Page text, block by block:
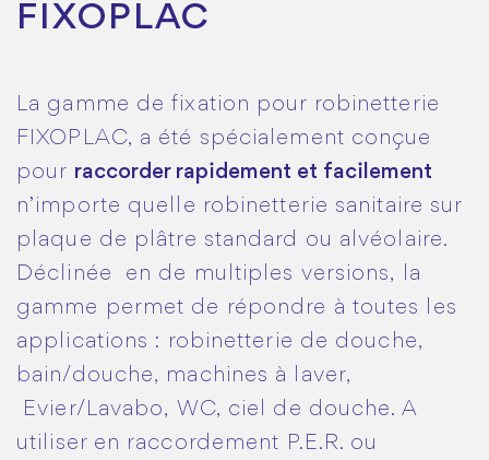
FIXOPLAC
La gamme de fixation pour robinetterie
FIXOPLAC, a été spécialement conçue
pour raccorder rapidement et facilement
n’importe quelle robinetterie sanitaire sur
plaque de plâtre standard ou alvéolaire.
Déclinée en de multiples versions, la
gamme permet de répondre à toutes les
applications : robinetterie de douche,
bain/douche, machines à laver,
Evier/Lavabo, WC, ciel de douche. A
utiliser en raccordement P.E.R. ou